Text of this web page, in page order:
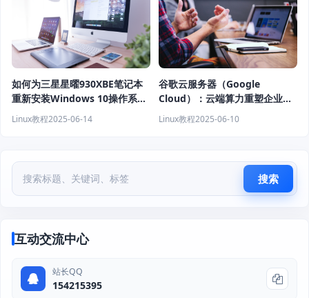
如何为三星星曜930XBE笔记本
重新安装Windows 10操作系
统？
Linux教程2025-06-14
谷歌云服务器（Google
Cloud）：云端算力重塑企业未
来 | 深度解析
Linux教程2025-06-10
搜索
互动交流中心
站长QQ
154215395